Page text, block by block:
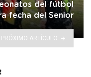
del fútbol
fecha del Senior
PRÓXIMO ARTÍCULO